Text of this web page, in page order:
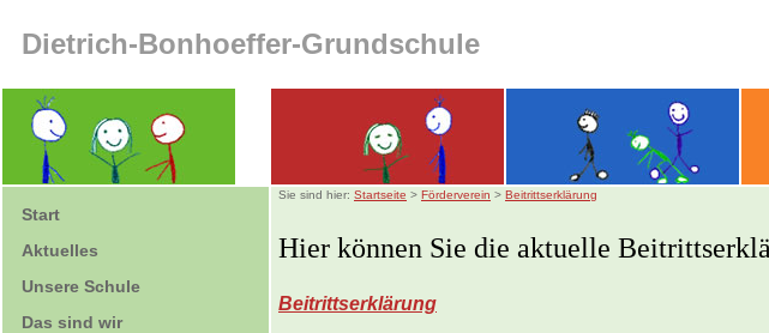
Dietrich-Bonhoeffer-Grundschule
Start
Aktuelles
Unsere Schule
Das sind wir
Sie sind hier: Startseite > Förderverein > Beitrittserklärung
Hier können Sie die aktuelle
Beitrittserklärung